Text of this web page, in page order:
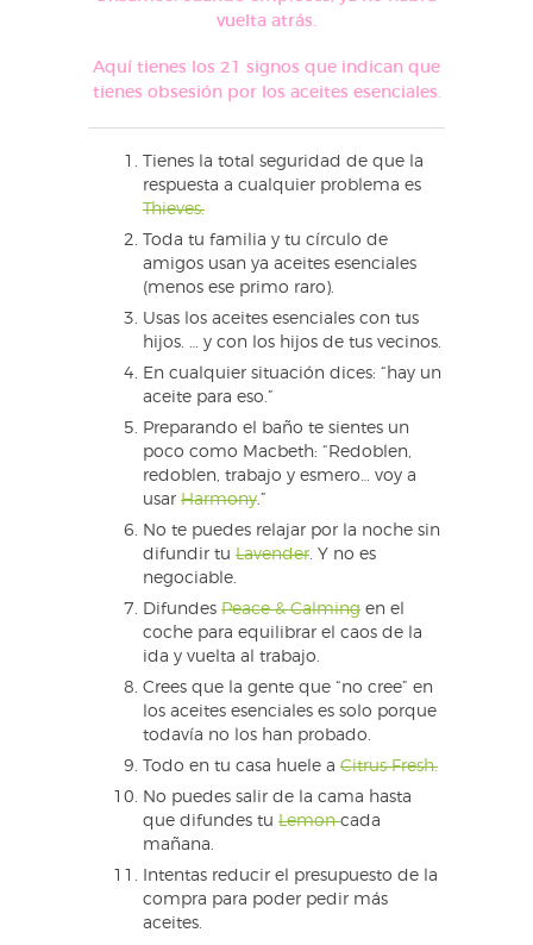
vuelta atrás.
Aquí tienes los 21 signos que indican que
tienes obsesión por los aceites esenciales.
Tienes la total seguridad de que la
respuesta a cualquier problema es
Thieves.
Toda tu familia y tu círculo de
amigos usan ya aceites esenciales
(menos ese primo raro).
Usas los aceites esenciales con tus
hijos. … y con los hijos de tus vecinos.
En cualquier situación dices: “hay un
aceite para eso.”
Preparando el baño te sientes un
poco como Macbeth: “Redoblen,
redoblen, trabajo y esmero… voy a
usar Harmony .”
No te puedes relajar por la noche sin
difundir tu Lavender . Y no es
negociable.
Difundes Peace & Calming en el
coche para equilibrar el caos de la
ida y vuelta al trabajo.
Crees que la gente que “no cree” en
los aceites esenciales es solo porque
todavía no los han probado.
Todo en tu casa huele a Citrus Fresh.
No puedes salir de la cama hasta
que difundes tu Lemoncada
mañana.
Intentas reducir el presupuesto de la
compra para poder pedir más
aceites.